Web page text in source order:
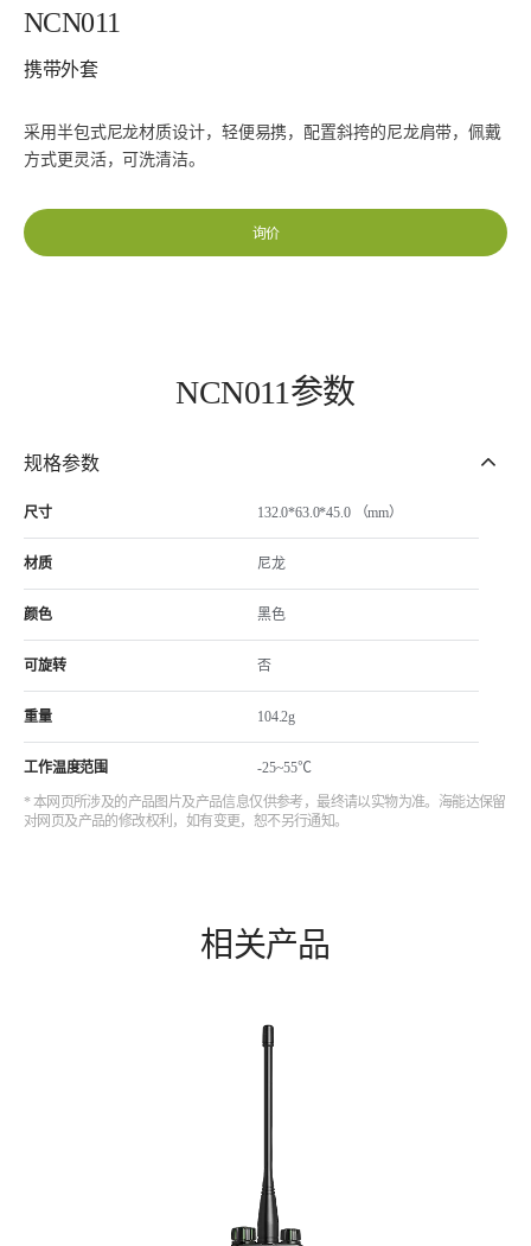
NCN011
携带外套
采用半包式尼龙材质设计，轻便易携，配置斜挎的尼龙肩带，佩戴
方式更灵活，可洗清洁。
询价
NCN011参数
规格参数
尺寸 132.0*63.0*45.0 （mm）
材质 尼龙
颜色 黑色
可旋转 否
重量 104.2g
工作温度范围 -25~55℃
* 本网页所涉及的产品图片及产品信息仅供参考，最终请以实物为准。海能达保留
对网页及产品的修改权利，如有变更，恕不另行通知。
相关产品